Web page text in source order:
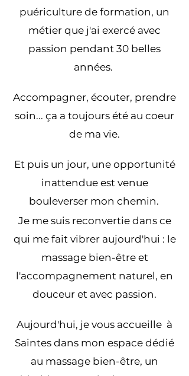
puériculture de formation, un
métier que j'ai exercé avec
passion pendant 30 belles
années.
Accompagner, écouter, prendre
soin... ça a toujours été au coeur
de ma vie.
Et puis un jour, une opportunité
inattendue est venue
bouleverser mon chemin.
Je me suis reconvertie dans ce
qui me fait vibrer aujourd'hui : le
massage bien-être et
l'accompagnement naturel, en
douceur et avec passion.
Aujourd'hui, je vous accueille à
Saintes dans mon espace dédié
au massage bien-être, un